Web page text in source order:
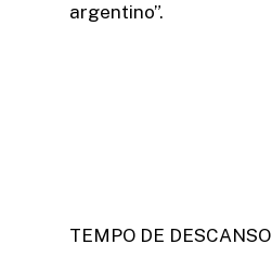
argentino”.
TEMPO DE DESCANSO